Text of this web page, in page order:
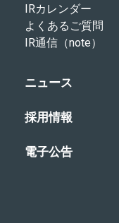
IRカレンダー
よくあるご質問
IR通信（note）
ニュース
採用情報
電子公告